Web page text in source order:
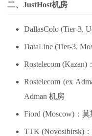
二、JustHost机房
DallasColo (Tier-3,
DataLine (Tier-3,
Rostelecom (Kazan)
Rostelecom (ex
Adman 机房
Fiord (Moscow)：
TTK (Novosibirsk)